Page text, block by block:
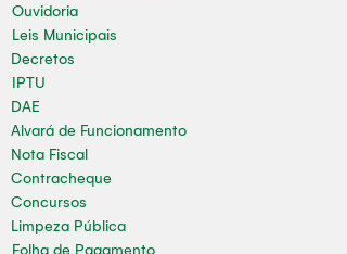
Ouvidoria
Leis Municipais
Decretos
IPTU
DAE
Alvará de Funcionamento
Nota Fiscal
Contracheque
Concursos
Limpeza Pública
Folha de Pagamento